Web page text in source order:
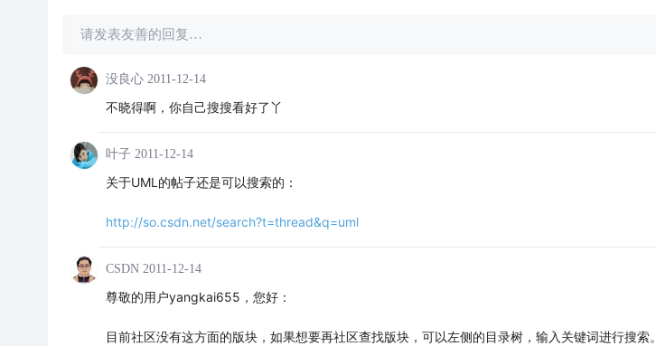
请发表友善的回复…
没良心 2011-12-14
不晓得啊，你自己搜搜看好了丫
叶子 2011-12-14
关于UML的帖子还是可以搜索的：
http://so.csdn.net/search?t=thread&q=uml
CSDN 2011-12-14
尊敬的用户yangkai655，您好：
目前社区没有这方面的版块，如果想要再社区查找版块，可以左侧的目录树，输入关键词进行搜索。